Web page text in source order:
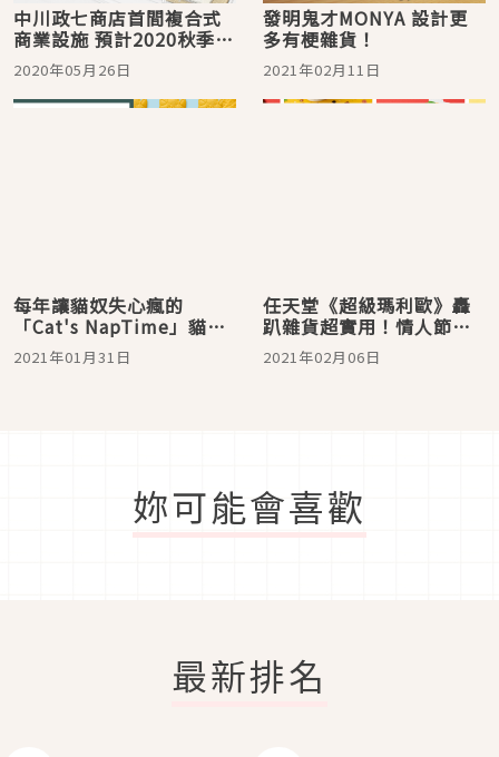
中川政七商店首間複合式
商業設施 預計2020秋季於
奈良開幕
2020年05月26日
發明鬼才MONYA 設計更
多有梗雜貨！
2021年02月11日
每年讓貓奴失心瘋的
「Cat's NapTime」貓咪
雜貨第6彈限時登場！請事
先排好特休準備開搶
2021年01月31日
任天堂《超級瑪利歐》轟
趴雜貨超實用！情人節決
定就送太可愛的手作瑪利
歐巧克力囉
2021年02月06日
妳可能會喜歡
最新排名